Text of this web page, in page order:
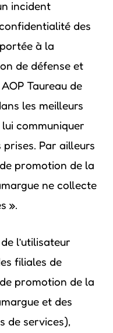
incident
des
à la
de défense et
Taureau de
les meilleurs
communiquer
Par ailleurs
promotion de la
ne collecte
».
l’utilisateur
filiales de
promotion de la
et des
de services),